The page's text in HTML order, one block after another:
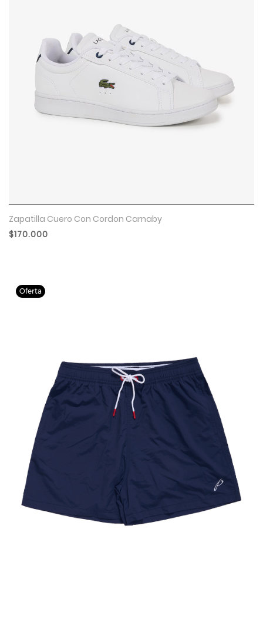
Zapatilla Cuero Con Cordon Carnaby
$170.000